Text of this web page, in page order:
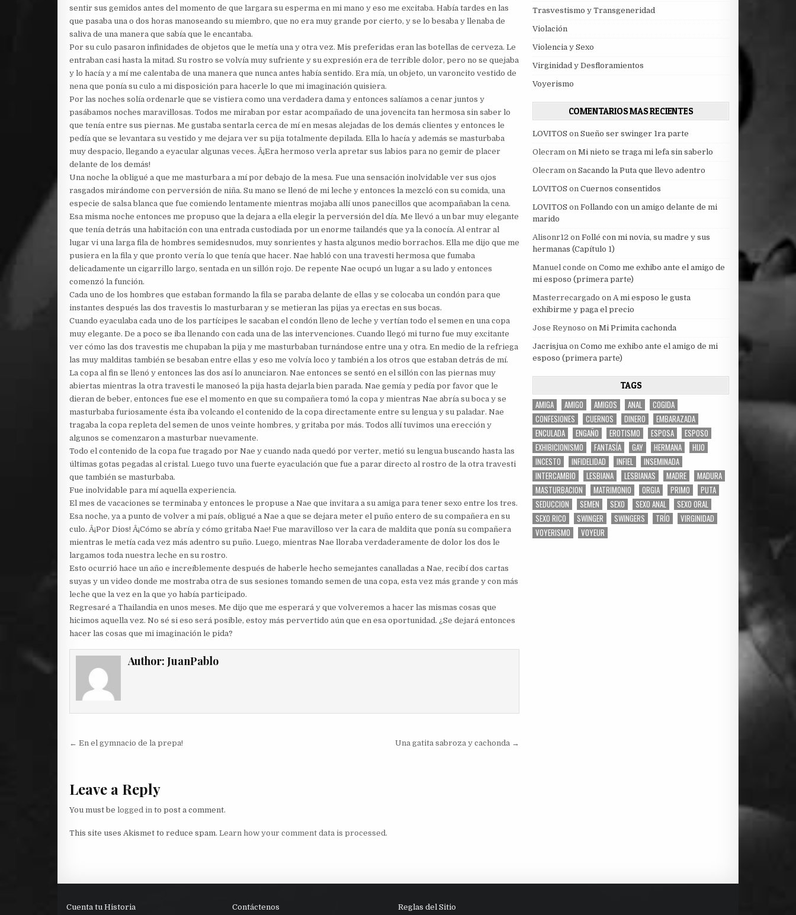
sentir sus gemidos antes del momento de que largara su esperma en mi mano y eso me excitaba. Había tardes en las
que pasaba una o dos horas manoseando su miembro, que no era muy grande por cierto, y se lo besaba y llenaba de
saliva de una manera que sabía que le encantaba.
Por su culo pasaron infinidades de objetos que le metía una y otra vez. Mis preferidas eran las botellas de cerveza. Le
entraban casi hasta la mitad. Su rostro se volvía muy sufriente y su expresión era de terrible dolor, pero no se quejaba
y lo hacía y a mí me calentaba de una manera que nunca antes había sentido. Era mía, un objeto, un varoncito vestido de
nena que ponía su culo a mi disposición para hacerle lo que mi imaginación quisiera.
Por las noches solía ordenarle que se vistiera como una verdadera dama y entonces salíamos a cenar juntos y
pasábamos noches maravillosas. Todos me miraban por estar acompañado de una jovencita tan hermosa sin saber lo
que tenía entre sus piernas. Me gustaba sentarla cerca de mí en mesas alejadas de los demás clientes y entonces le
pedía que se levantara su vestido y me dejara ver su pija totalmente depilada. Ella lo hacía y además se masturbaba
muy despacio, llegando a eyacular algunas veces. Â¡Era hermoso verla apretar sus labios para no gemir de placer
delante de los demás!
Una noche la obligué a que me masturbara a mí por debajo de la mesa. Fue una sensación inolvidable ver sus ojos
rasgados mirándome con perversión de niña. Su mano se llenó de mi leche y entonces la mezcló con su comida, una
especie de salsa blanca que fue comiendo lentamente mientras mojaba allí unos panecillos que acompañaban la cena.
Esa misma noche entonces me propuso que la dejara a ella elegir la perversión del día. Me llevó a un bar muy elegante
que tenía detrás una habitación con una entrada custodiada por un enorme tailandés que ya la conocía. Al entrar al
lugar vi una larga fila de hombres semidesnudos, muy sonrientes y hasta algunos medio borrachos. Ella me dijo que me
pusiera en la fila y que pronto vería lo que tenía que hacer. Nae habló con una travesti hermosa que fumaba
delicadamente un cigarrillo largo, sentada en un sillón rojo. De repente Nae ocupó un lugar a su lado y entonces
comenzó la función.
Cada uno de los hombres que estaban formando la fila se paraba delante de ellas y se colocaba un condón para que
instantes después las dos travestis lo masturbaran y se metieran las pijas ya erectas en sus bocas.
Cuando eyaculaba cada uno de los partícipes le sacaban el condón lleno de leche y vertían todo el semen en una copa
muy elegante. De a poco se iba llenando con cada una de las intervenciones. Cuando llegó mi turno fue muy excitante
ver cómo las dos travestis me chupaban la pija y me masturbaban turnándose entre una y otra. En medio de la refriega
las muy malditas también se besaban entre ellas y eso me volvía loco y también a los otros que estaban detrás de mí.
La copa al fin se llenó y entonces las dos así lo anunciaron. Nae entonces se sentó en el sillón con las piernas muy
abiertas mientras la otra travesti le manoseó la pija hasta dejarla bien parada. Nae gemía y pedía por favor que le
dieran de beber, entonces fue ese el momento en que su compañera tomó la copa y mientras Nae abría su boca y se
masturbaba furiosamente ésta iba volcando el contenido de la copa directamente entre su lengua y su paladar. Nae
tragaba la copa repleta del semen de unos veinte hombres, y gritaba por más. Todos allí tuvimos una erección y
algunos se comenzaron a masturbar nuevamente.
Todo el contenido de la copa fue tragado por Nae y cuando nada quedó por verter, metió su lengua buscando hasta las
últimas gotas pegadas al cristal. Luego tuvo una fuerte eyaculación que fue a parar directo al rostro de la otra travesti
que también se masturbaba.
Fue inolvidable para mí aquella experiencia.
El mes de vacaciones se terminaba y entonces le propuse a Nae que invitara a su amiga para tener sexo entre los tres.
Esa noche, ya a punto de volver a mi país, obligué a Nae a que se dejara meter el puño entero de su compañera en su
culo. Â¡Por Dios! Â¡Cómo se abría y cómo gritaba Nae! Fue maravilloso ver la cara de maldita que ponía su compañera
mientras le metía cada vez más adentro su puño. Luego, mientras Nae lloraba verdaderamente de dolor los dos le
largamos toda nuestra leche en su rostro.
Esto ocurrió hace un año e increíblemente después de haberle hecho semejantes canalladas a Nae, recibí dos cartas
suyas y un video donde me mostraba otra de sus sesiones tomando semen de una copa, esta vez más grande y con más
leche que la vez en la que yo había participado.
Regresaré a Thailandia en unos meses. Me dijo que me esperará y que volveremos a hacer las mismas cosas que
hicimos aquella vez. No sé si eso será posible, estoy más pervertido aún que en esa oportunidad. ¿Se dejará entonces
hacer las cosas que mi imaginación le pida?
Author:JuanPablo
Post
← En el gymnacio de la prepa! Una gatita sabroza y cachonda →
Leave a Reply
You must be logged into post a comment.
This site uses Akismet to reduce spam. Learn how your comment data is processed.
Trasvestismo y Transgeneridad
Violación
Violencia y Sexo
Virginidad y Desfloramientos
Voyerismo
COMENTARIOS MAS RECIENTES
LOVITOS onSueño ser swinger 1ra parte
Olecram onMi nieto se traga mi lefa sin saberlo
Olecram onSacando la Puta que llevo adentro
LOVITOS onCuernos consentidos
LOVITOS onFollando con un amigo delante de mi
marido
Alisonr12 onFollé con mi novia, su madre y sus
hermanas (Capítulo 1)
Manuel conde onComo me exhibo ante el amigo de
mi esposo (primera parte)
Masterrecargado on A mi esposo le gusta
exhibirme y paga el precio
Jose Reynoso onMi Primita cachonda
Jacrisjua onComo me exhibo ante el amigo de mi
esposo (primera parte)
TAGS
AMIGA AMIGO AMIGOS ANAL
COGIDA
CONFESIONES
CUERNOS DINERO
EMBARAZADA
ENCULADA
ENGAÑO EROTISMO ESPOSA
ESPOSO
EXHIBICIONISMO
FANTASÍA GAY HERMANA
HIJO
INCESTO
INFIDELIDAD INFIEL
INSEMINADA
INTERCAMBIO
LESBIANA LESBIANAS MADRE
MADURA
MASTURBACION
MATRIMONIO ORGIA PRIMO
PUTA
SEDUCCION
SEMEN SEXO SEXO ANAL
SEXO ORAL
SEXO RICO
SWINGER SWINGERS TRÍO
VIRGINIDAD
VOYERISMO
VOYEUR
Cuenta tu Historia Contáctenos Reglas del Sitio